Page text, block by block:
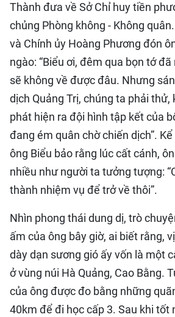
Thành đưa về Sở Chỉ huy tiền
chủng Phòng không - Không
và Chính ủy Hoàng Phương đón
ngào: “Biểu ơi, đêm qua bọn tớ
sẽ không về được đâu. Nhưng
dịch Quảng Trị, chúng ta phải thử,
phát hiện ra đội hình tập kết của
đang ém quân chờ chiến dịch”.
ông Biểu bảo rằng lúc cất cánh,
nhiều như người ta tưởng tượng:
thành nhiệm vụ để trở về thôi”.
Nhìn phong thái dung dị, trò
ấm của ông bây giờ, ai biết rằng,
dày dạn sương gió ấy vốn là một
ở vùng núi Hà Quảng, Cao Bằng.
của ông được đo bằng những
40km để đi học cấp 3. Sau khi tốt